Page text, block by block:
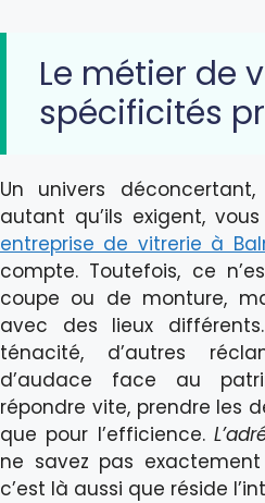
Le métier de
spécificités
Un univers
autant qu’ils exigent,
entreprise de vitrerie à
compte. Toutefois, ce
coupe ou de monture,
avec des lieux
ténacité, d’autres
d’audace face au
répondre vite, prendre les
que pour l’efficience.
ne savez pas
c’est là aussi que réside